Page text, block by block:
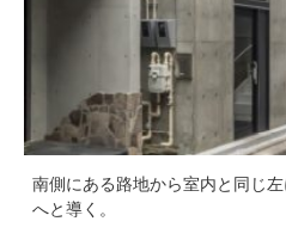
南側にある路地から室内と同じ
へと導く。